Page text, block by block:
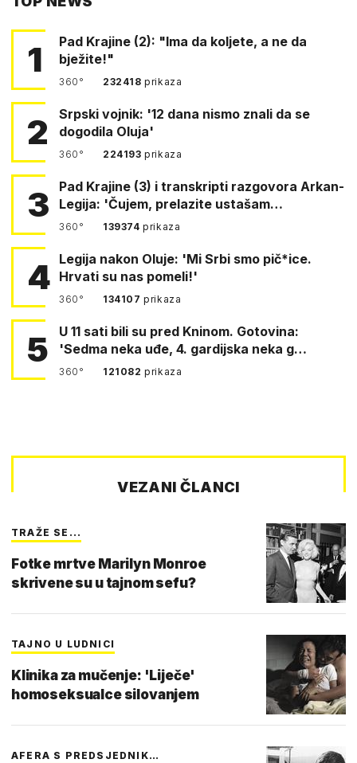
1
Pad Krajine (2): "Ima da koljete, a ne da
bježite!"
360° 232418prikaza
2
Srpski vojnik: '12 dana nismo znali da se
dogodila Oluja'
360° 224193prikaza
3
Pad Krajine (3) i transkripti razgovora Arkan-
Legija: 'Čujem, prelazite ustašam…
360° 139374prikaza
4 Legija nakon Oluje: 'Mi Srbi smo pič*ice.
Hrvati su nas pomeli!'
360° 134107prikaza
5
U 11 sati bili su pred Kninom. Gotovina:
'Sedma neka uđe, 4. gardijska neka g…
360° 121082prikaza
VEZANI ČLANCI
TRAŽE SE...
Fotke mrtve Marilyn Monroe
skrivene su u tajnom sefu?
TAJNO U LUDNICI
Klinika za mučenje: 'Liječe'
homoseksualce silovanjem
AFERA S PREDSJEDNIK…